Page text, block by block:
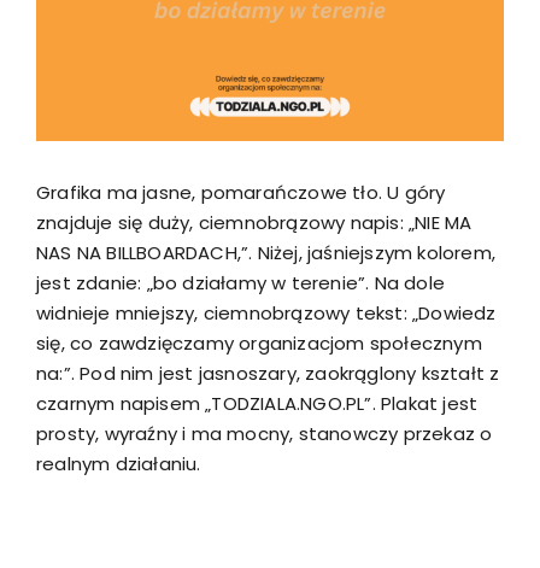
Grafika ma jasne, pomarańczowe tło. U góry
znajduje się duży, ciemnobrązowy napis: „NIE MA
NAS NA BILLBOARDACH,”. Niżej, jaśniejszym kolorem,
jest zdanie: „bo działamy w terenie”. Na dole
widnieje mniejszy, ciemnobrązowy tekst: „Dowiedz
się, co zawdzięczamy organizacjom społecznym
na:”. Pod nim jest jasnoszary, zaokrąglony kształt z
czarnym napisem „TODZIALA.NGO.PL”. Plakat jest
prosty, wyraźny i ma mocny, stanowczy przekaz o
realnym działaniu.